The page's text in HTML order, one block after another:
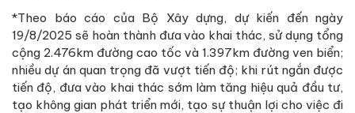
*Theo báo cáo của Bộ Xây dựng, dự kiến đến ngày
19/8/2025 sẽ hoàn thành đưa vào khai thác, sử dụng tổng
cộng 2.476km đường cao tốc và 1.397km đường ven biển;
nhiều dự án quan trọng đã vượt tiến độ; khi rút ngắn được
tiến độ, đưa vào khai thác sớm làm tăng hiệu quả đầu tư,
tạo không gian phát triển mới, tạo sự thuận lợi cho việc đi